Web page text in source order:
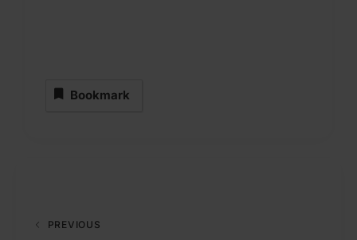
Bookmark
PREVIOUS